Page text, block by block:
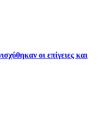
οι επίγειες και